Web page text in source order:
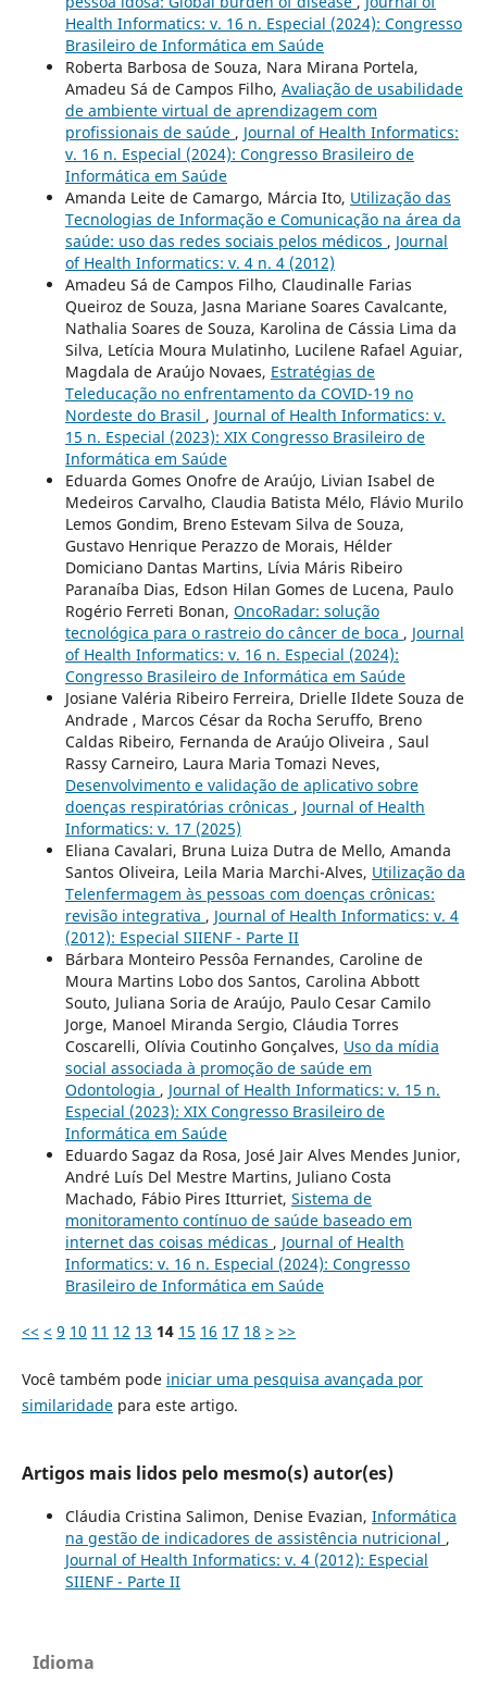
Health Informatics: v. 16 n. Especial (2024): Congresso
Brasileiro de Informática em Saúde
Roberta Barbosa de Souza, Nara Mirana Portela,
Amadeu Sá de Campos Filho, Avaliação de usabilidade
de ambiente virtual de aprendizagem com
profissionais de saúde , Journal of Health Informatics:
v. 16 n. Especial (2024): Congresso Brasileiro de
Informática em Saúde
Amanda Leite de Camargo, Márcia Ito, Utilização das
Tecnologias de Informação e Comunicação na área da
saúde: uso das redes sociais pelos médicos , Journal
of Health Informatics: v. 4 n. 4 (2012)
Amadeu Sá de Campos Filho, Claudinalle Farias
Queiroz de Souza, Jasna Mariane Soares Cavalcante,
Nathalia Soares de Souza, Karolina de Cássia Lima da
Silva, Letícia Moura Mulatinho, Lucilene Rafael Aguiar,
Magdala de Araújo Novaes, Estratégias de
Teleducação no enfrentamento da COVID-19 no
Nordeste do Brasil , Journal of Health Informatics: v.
15 n. Especial (2023): XIX Congresso Brasileiro de
Informática em Saúde
Eduarda Gomes Onofre de Araújo, Livian Isabel de
Medeiros Carvalho, Claudia Batista Mélo, Flávio Murilo
Lemos Gondim, Breno Estevam Silva de Souza,
Gustavo Henrique Perazzo de Morais, Hélder
Domiciano Dantas Martins, Lívia Máris Ribeiro
Paranaíba Dias, Edson Hilan Gomes de Lucena, Paulo
Rogério Ferreti Bonan, OncoRadar: solução
tecnológica para o rastreio do câncer de boca , Journal
of Health Informatics: v. 16 n. Especial (2024):
Congresso Brasileiro de Informática em Saúde
Josiane Valéria Ribeiro Ferreira, Drielle Ildete Souza de
Andrade , Marcos César da Rocha Seruffo, Breno
Caldas Ribeiro, Fernanda de Araújo Oliveira , Saul
Rassy Carneiro, Laura Maria Tomazi Neves,
Desenvolvimento e validação de aplicativo sobre
doenças respiratórias crônicas , Journal of Health
Informatics: v. 17 (2025)
Eliana Cavalari, Bruna Luiza Dutra de Mello, Amanda
Santos Oliveira, Leila Maria Marchi-Alves, Utilização da
Telenfermagem às pessoas com doenças crônicas:
revisão integrativa , Journal of Health Informatics: v. 4
(2012): Especial SIIENF - Parte II
Bárbara Monteiro Pessôa Fernandes, Caroline de
Moura Martins Lobo dos Santos, Carolina Abbott
Souto, Juliana Soria de Araújo, Paulo Cesar Camilo
Jorge, Manoel Miranda Sergio, Cláudia Torres
Coscarelli, Olívia Coutinho Gonçalves, Uso da mídia
social associada à promoção de saúde em
Odontologia , Journal of Health Informatics: v. 15 n.
Especial (2023): XIX Congresso Brasileiro de
Informática em Saúde
Eduardo Sagaz da Rosa, José Jair Alves Mendes Junior,
André Luís Del Mestre Martins, Juliano Costa
Machado, Fábio Pires Itturriet, Sistema de
monitoramento contínuo de saúde baseado em
internet das coisas médicas , Journal of Health
Informatics: v. 16 n. Especial (2024): Congresso
Brasileiro de Informática em Saúde
<< < 9 10 11 12 13 14 15 16 17 18 > >>
Você também pode iniciar uma pesquisa avançada por
similaridadepara este artigo.
Artigos mais lidos pelo mesmo(s) autor(es)
Cláudia Cristina Salimon, Denise Evazian, Informática
na gestão de indicadores de assistência nutricional ,
Journal of Health Informatics: v. 4 (2012): Especial
SIIENF - Parte II
Idioma